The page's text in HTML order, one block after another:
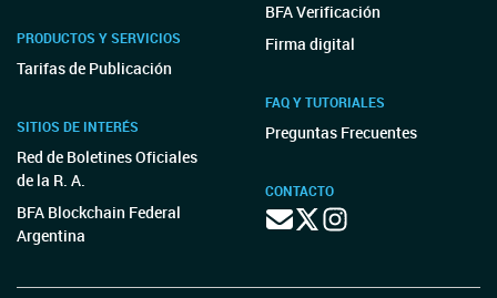
PRODUCTOS Y SERVICIOS
Tarifas de Publicación
SITIOS DE INTERÉS
Red de Boletines Oficiales
de la R. A.
BFA Blockchain Federal
Argentina
BFA Verificación
Firma digital
FAQ Y TUTORIALES
Preguntas Frecuentes
CONTACTO